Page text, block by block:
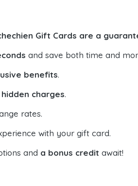
Gift Cards are a
and save both time and
benefits.
hidden charges.
rates.
with your gift card.
and a bonus credit await!